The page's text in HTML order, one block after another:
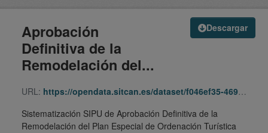
Descargar
Aprobación
Definitiva de la
Remodelación del...
URL: https://opendata.sitcan.es/dataset/f046ef35-4699-4251-b8c2-8310dc1f66f9/resource/2ed36def-1552-4ca1-afb5-72b15b8aa145/download/800228_rpeot_halsodalen_ad_itpu-131029-131029-sipu.zip
Sistematización SIPU de Aprobación Definitiva de la
Remodelación del Plan Especial de Ordenación Turística